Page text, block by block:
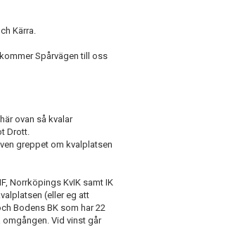
Kärra.
Spårvägen till oss
ovan så kvalar
Drott.
greppet om kvalplatsen
Norrköpings KvIK samt IK
(eller eg att
Bodens BK som har 22
omgången. Vid vinst går